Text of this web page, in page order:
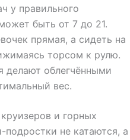
у правильного
быть от 7 до 21.
прямая, а сидеть на
торсом к рулю.
делают облегчёнными
вес.
и горных
не катаются, а